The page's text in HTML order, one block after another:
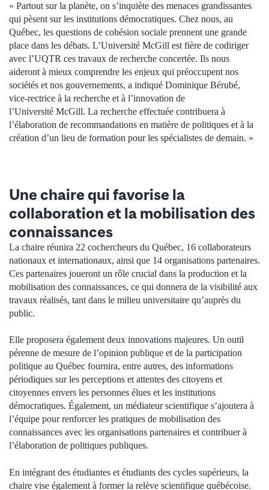
« Partout sur la planète, on s’inquiète des menaces grandissantes
qui pèsent sur les institutions démocratiques. Chez nous, au
Québec, les questions de cohésion sociale prennent une grande
place dans les débats. L’Université McGill est fière de codiriger
avec l’UQTR ces travaux de recherche concertée. Ils nous
aideront à mieux comprendre les enjeux qui préoccupent nos
sociétés et nos gouvernements, a indiqué Dominique Bérubé,
vice-rectrice à la recherche et à l’innovation de
l’Université McGill. La recherche effectuée contribuera à
l’élaboration de recommandations en matière de politiques et à la
création d’un lieu de formation pour les spécialistes de demain. »
Une chaire qui favorise la
collaboration et la mobilisation des
connaissances
La chaire réunira 22 cochercheurs du Québec, 16 collaborateurs
nationaux et internationaux, ainsi que 14 organisations partenaires.
Ces partenaires joueront un rôle crucial dans la production et la
mobilisation des connaissances, ce qui donnera de la visibilité aux
travaux réalisés, tant dans le milieu universitaire qu’auprès du
public.
Elle proposera également deux innovations majeures. Un outil
pérenne de mesure de l’opinion publique et de la participation
politique au Québec fournira, entre autres, des informations
périodiques sur les perceptions et attentes des citoyens et
citoyennes envers les personnes élues et les institutions
démocratiques. Également, un médiateur scientifique s’ajoutera à
l’équipe pour renforcer les pratiques de mobilisation des
connaissances avec les organisations partenaires et contribuer à
l’élaboration de politiques publiques.
En intégrant des étudiantes et étudiants des cycles supérieurs, la
chaire vise également à former la relève scientifique québécoise.